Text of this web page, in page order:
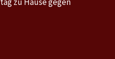
zu Hause gegen